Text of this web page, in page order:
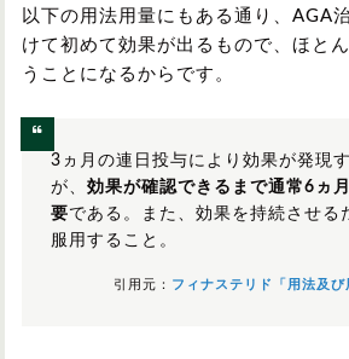
以下の用法用量にもある通り、AGA
けて初めて効果が出るもので、ほと
うことになるからです。
3ヵ月の連日投与により効果が発現
が、 効果が確認できるまで通常6ヵ
要である。また、効果を持続させる
服用すること。
引用元： フィナステリド「用法及び